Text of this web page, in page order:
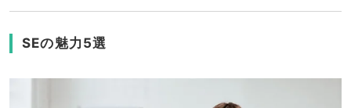
SEの魅力5選